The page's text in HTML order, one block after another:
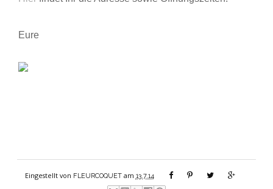
Eure
Eingestellt von FLEURCOQUET am 13.7.14